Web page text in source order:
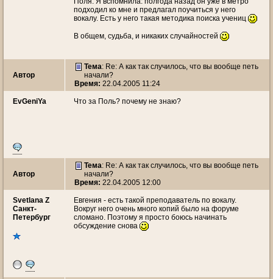
подходил ко мне и предлагал поучиться у него
вокалу. Есть у него такая методика поиска учениц
В общем, судьба, и никаких случайностей
Автор
Тема: Re: А как так случилось, что вы вообще петь
начали?
Время: 22.04.2005 11:24
EvGeniYa Что за Поль? почему не знаю?
Автор
Тема: Re: А как так случилось, что вы вообще петь
начали?
Время: 22.04.2005 12:00
Svetlana Z
Санкт-
Петербург
Евгения - есть такой преподаватель по вокалу.
Вокруг него очень много копий было на форуме
сломано. Поэтому я просто боюсь начинать
обсуждение снова